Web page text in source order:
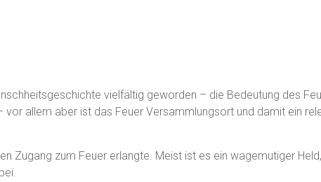
vielfältig geworden – die Bedeutung des
allem aber ist das Feuer Versammlungsort und damit ein
Zugang zum Feuer erlangte. Meist ist es ein wagemutiger